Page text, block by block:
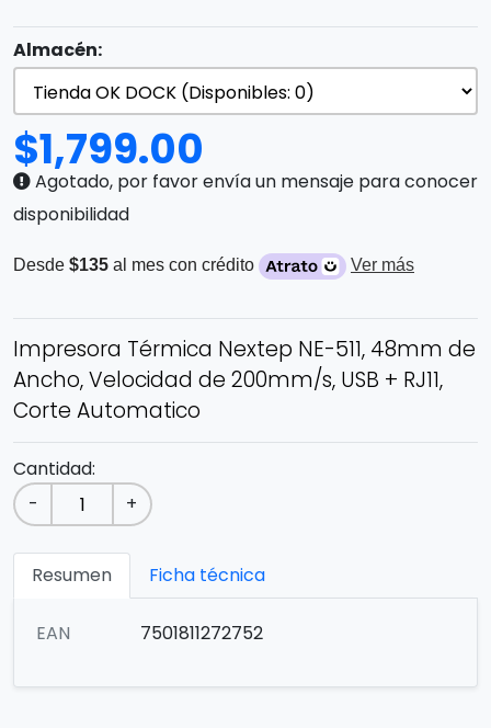
Almacén:
$1,799.00
Agotado, por favor envía un mensaje para conocer
disponibilidad
Desde $135 al mes con crédito Ver más
Impresora Térmica Nextep NE-511, 48mm de
Ancho, Velocidad de 200mm/s, USB + RJ11,
Corte Automatico
Cantidad:
-
+
Resumen Ficha técnica
EAN 7501811272752